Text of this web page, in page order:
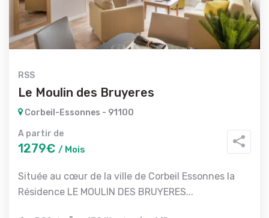
RSS
Le Moulin des Bruyeres
Corbeil-Essonnes - 91100
A partir de
1279€ / Mois
Située au cœur de la ville de Corbeil Essonnes la
Résidence LE MOULIN DES BRUYERES...